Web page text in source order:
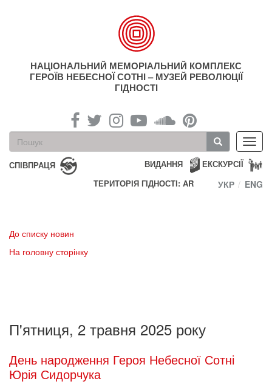
НАЦІОНАЛЬНИЙ МЕМОРІАЛЬНИЙ КОМПЛЕКС
ГЕРОЇВ НЕБЕСНОЇ СОТНІ – МУЗЕЙ РЕВОЛЮЦІЇ
ГІДНОСТІ
Пошукова
форма
Пошук
СПІВПРАЦЯ ЕКСКУРСІЇ
ВИДАННЯ
ТЕРИТОРІЯ ГІДНОСТІ: AR
УКР ENG
До списку новин
На головну сторінку
П'ятниця, 2 травня 2025 року
День народження Героя Небесної Сотні
Юрія Сидорчука